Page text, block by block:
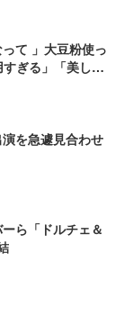
て 」大豆粉使っ
ぎる」「美しい
を急遽見合わせ
ら「ドルチェ＆